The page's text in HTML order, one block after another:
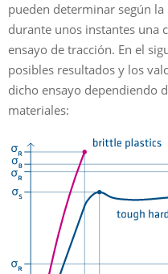
pueden determinar según
durante unos instantes una
ensayo de tracción. En el
posibles resultados y los
dicho ensayo dependiendo
materiales: